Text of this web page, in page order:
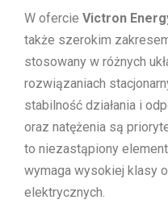
W ofercie Victron
także szerokim
stosowany w różnych
rozwiązaniach
stabilność działania i
oraz natężenia są
to niezastąpiony
wymaga wysokiej klasy
elektrycznych.